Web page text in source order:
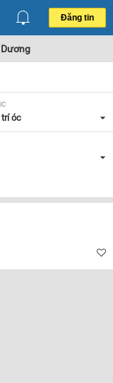
Đăng tin
trí óc